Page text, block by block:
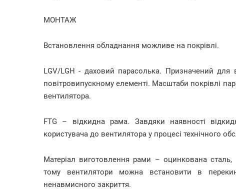
МОНТАЖ
Встановлення обладнання можливе на покрівлі.
LGV/LGH - даховий парасолька. Призначений для
повітровипускному елементі. Масштаби покрівлі
вентилятора.
FTG – відкидна рама. Завдяки наявності
користувача до вентилятора у процесі технічного
Матеріал виготовлення рами – оцинкована сталь,
тому вентилятори можна встановити в
ненавмисного закриття.